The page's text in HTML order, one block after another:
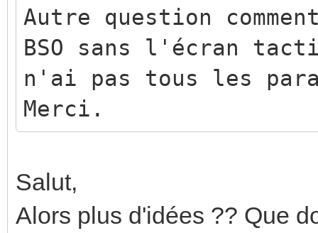
Autre question
BSO sans l'écran
n'ai pas tous les
Merci.
Salut,
Alors plus d'idées ?? Que